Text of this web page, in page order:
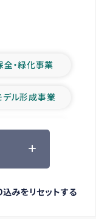
・緑化事業
デル形成事業
込みをリセットする